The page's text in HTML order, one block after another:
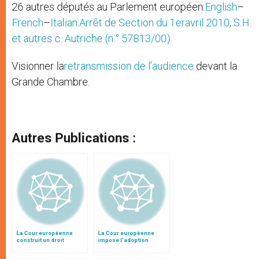
26 autres députés au Parlement européen:English–
French–ItalianArrêt de Section du 1eravril 2010, S.H.
et autres c. Autriche (n ° 57813/00).
Visionner laretransmission de l’audience devant la
Grande Chambre.
Autres Publications :
La Cour européenne
construit un droit
La Cour européenne
impose l'adoption